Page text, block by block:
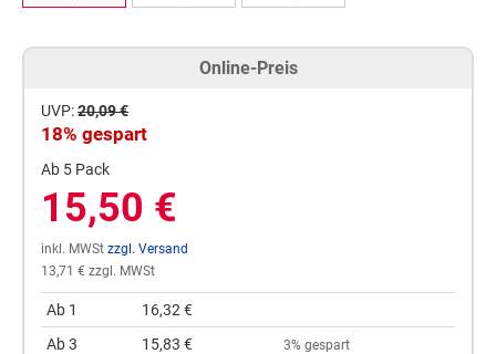
Online-Preis
UVP:20,09 €
18% gespart
Ab 5 Pack
15,50 €
inkl. MWSt zzgl. Versand
13,71 € zzgl. MWSt
Ab 1
16,32 €
Ab 3
15,83 € 3% gespart